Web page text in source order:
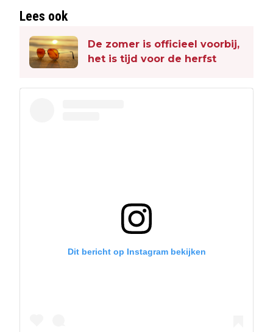
Lees ook
De zomer is officieel voorbij,
het is tijd voor de herfst
Dit bericht op Instagram bekijken